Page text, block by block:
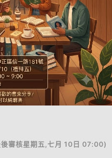
後審核星期五,七月 10日 07:00)